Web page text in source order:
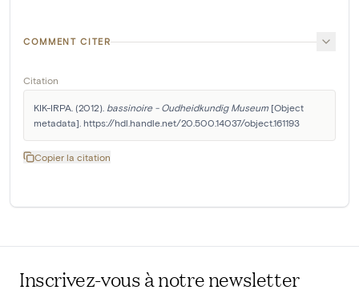
COMMENT CITER
Citation
KIK-IRPA. (2012). bassinoire - Oudheidkundig Museum [Object
metadata]. https://hdl.handle.net/20.500.14037/object.161193
Copier la citation
Inscrivez-vous à notre newsletter